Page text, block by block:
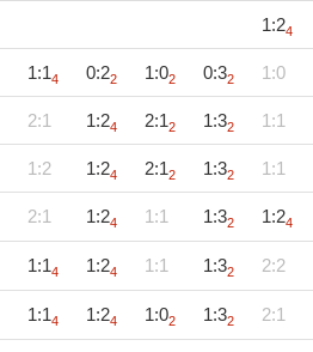
1:24
1:14 0:22 1:02 0:32 1:0
2:1 1:24 2:12 1:32 1:1
1:2 1:24 2:12 1:32 1:1
2:1 1:24 1:1 1:32 1:24
1:14 1:24 1:1 1:32 2:2
1:14 1:24 1:02 1:32 2:1